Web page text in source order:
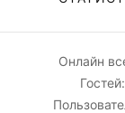
Онлайн
Гостей: